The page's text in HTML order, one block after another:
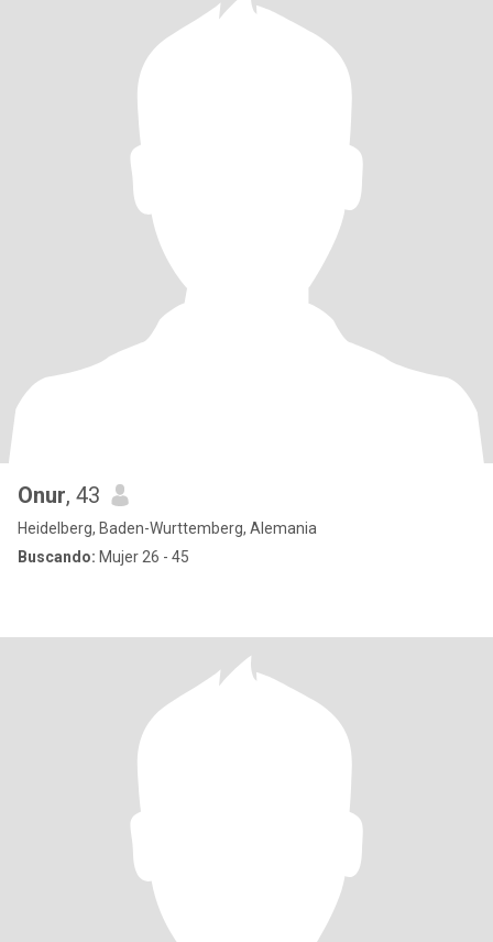
Onur, 43
Heidelberg, Baden-Wurttemberg, Alemania
Buscando: Mujer 26 - 45